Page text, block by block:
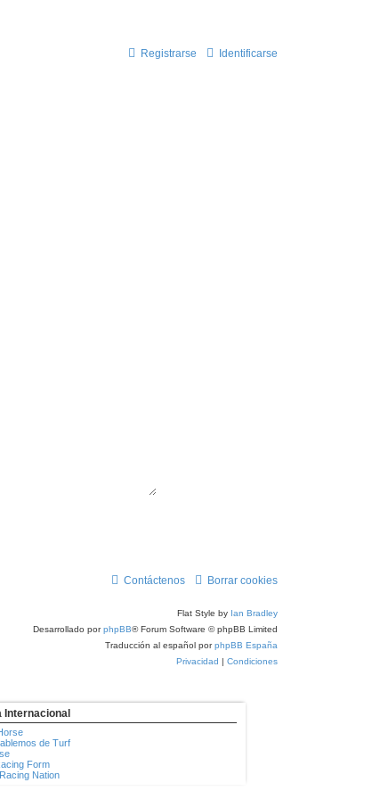
Identificarse
Registrarse
Borrar cookies
Contáctenos
Flat Style by Ian Bradley
Desarrollado porphpBB® Forum Software © phpBB Limited
Traducción al español porphpBB España
Privacidad | Condiciones
Internacional
de Turf
Form
Nation